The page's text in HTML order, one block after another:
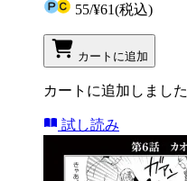
55/¥61(税込)
カートに追加
カートに追加しました
試し読み